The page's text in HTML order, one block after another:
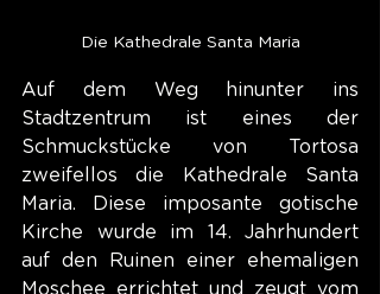
Die Kathedrale Santa Maria
Auf dem Weg hinunter ins
Stadtzentrum ist eines der
Schmuckstücke von Tortosa
zweifellos die Kathedrale Santa
Maria. Diese imposante gotische
Kirche wurde im 14. Jahrhundert
auf den Ruinen einer ehemaligen
Moschee errichtet und zeugt vom